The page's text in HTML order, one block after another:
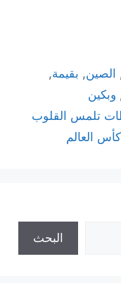
الصين, بقيمة,
وبكين
تلمس القلوب
العالم
البحث